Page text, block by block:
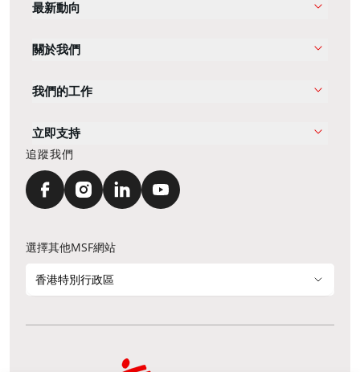
最新動向
關於我們
我們的工作
立即支持
追蹤我們
選擇其他MSF網站
香港特別行政區